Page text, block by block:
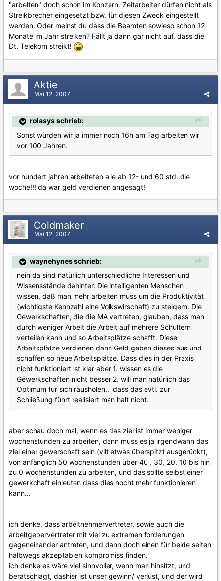
"arbeiten" doch schon im Konzern. Zeitarbeiter dürfen nicht als
Streikbrecher eingesetzt bzw. für diesen Zweck eingestellt
werden. Oder meinst du dass die Beamten sowieso schon 12
Monate im Jahr streiken? Fällt ja dann gar nicht auf, dass die
Dt. Telekom streikt!
Aktie
Mai 12, 2007
rolasys schrieb:
Sonst würden wir ja immer noch 16h am Tag arbeiten wir
vor 100 Jahren.
vor hundert jahren arbeiteten alle ab 12- und 60 std. die
woche!!! da war geld verdienen angesagt!
Coldmaker
Mai 12, 2007
waynehynes schrieb:
nein da sind natürlich unterschiedliche Interessen und
Wissensstände dahinter. Die intelligenten Menschen
wissen, daß man mehr arbeiten muss um die Produktivität
(wichtigste Kennzahl eine Volkswirschaft) zu steigern. Die
Gewerkschaften, die die MA vertreten, glauben, dass man
durch weniger Arbeit die Arbeit auf mehrere Schultern
verteilen kann und so Arbeitsplätze schafft. Diese
Arbeitsplätze verdienen dann Geld geben dieses aus und
schaffen so neue Arbeitsplätze. Dass dies in der Praxis
nicht funktioniert ist klar aber 1. wissen es die
Gewerkschaften nicht besser 2. will man natürlich das
Optimum für sich rausholen... dass das evtl. zur
Schließung führt realisiert man halt nicht.
aber schau doch mal, wenn es das ziel ist immer weniger
wochenstunden zu arbeiten, dann muss es ja irgendwann das
ziel einer gewerschaft sein (vllt etwas überspitzt ausgerückt),
von anfänglich 50 wochenstunden über 40 , 30, 20, 10 bis hin
zu 0 wochenstunden zu arbeiten, und das sollte selbst einer
gewerkchaft einleuten dass dies nocht mehr funktionieren
kann...
ich denke, dass arbeitnehmervertreter, sowie auch die
arbeitgebervertreter mit viel zu extremen forderungen
gegeneinander antreten, und dann doch einen für beide seiten
halbwegs akzeptablen kompromiss finden.
ich denke es wäre viel sinnvoller, wenn man hinsitzt, und
beratschlagt, dashier ist unser gewinn/ verlust, und der wird